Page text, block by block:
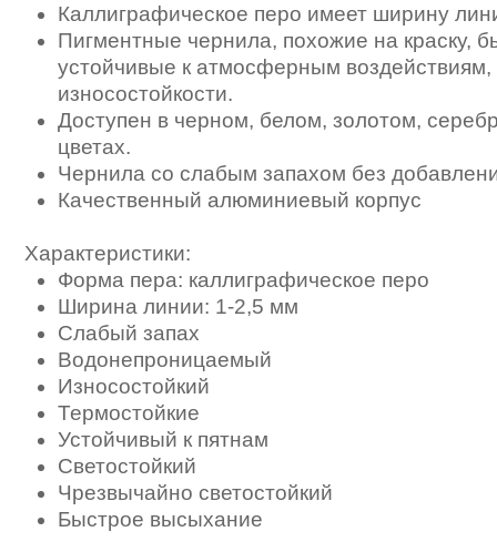
Каллиграфическое перо имеет ширину
Пигментные чернила, похожие на краску,
устойчивые к атмосферным воздействиям,
износостойкости.
Доступен в черном, белом, золотом,
цветах.
Чернила со слабым запахом без
Качественный алюминиевый корпус
Характеристики:
Форма пера: каллиграфическое перо
Ширина линии: 1-2,5 мм
Слабый запах
Водонепроницаемый
Износостойкий
Термостойкие
Устойчивый к пятнам
Светостойкий
Чрезвычайно светостойкий
Быстрое высыхание